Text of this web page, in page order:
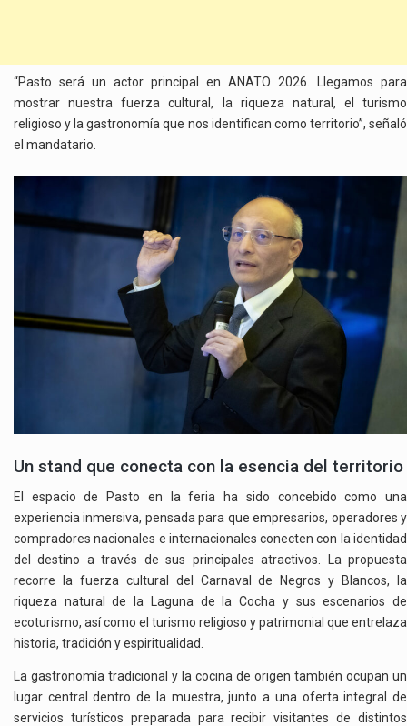
“Pasto será un actor principal en ANATO 2026. Llegamos para
mostrar nuestra fuerza cultural, la riqueza natural, el turismo
religioso y la gastronomía que nos identifican como territorio”, señaló
el mandatario.
Un stand que conecta con la esencia del territorio
El espacio de Pasto en la feria ha sido concebido como una
experiencia inmersiva, pensada para que empresarios, operadores y
compradores nacionales e internacionales conecten con la identidad
del destino a través de sus principales atractivos. La propuesta
recorre la fuerza cultural del Carnaval de Negros y Blancos, la
riqueza natural de la
Laguna de la Cocha y sus escenarios de
ecoturismo, así como el turismo religioso y patrimonial que entrelaza
historia, tradición y espiritualidad.
La gastronomía tradicional y la cocina de origen también ocupan un
lugar central dentro de la muestra, junto a una oferta integral de
servicios turísticos preparada para recibir visitantes de distintos